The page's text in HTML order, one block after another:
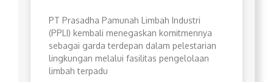
PT Prasadha Pamunah Limbah Industri
(PPLI) kembali menegaskan komitmennya
sebagai garda terdepan dalam pelestarian
lingkungan melalui fasilitas pengelolaan
limbah terpadu